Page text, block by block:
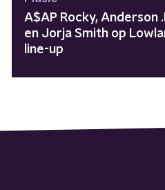
A$AP Rocky, Anderson
en Jorja Smith op
line-up